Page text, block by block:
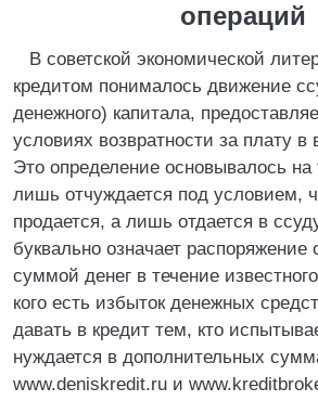
операций
В советской экономической
кредитом понималось движение
денежного) капитала,
условиях возвратности за плату в
Это определение основывалось на
лишь отчуждается под условием,
продается, а лишь отдается в
буквально означает распоряжение
суммой денег в течение
кого есть избыток денежных
давать в кредит тем, кто
нуждается в дополнительных
www.deniskredit.ru и